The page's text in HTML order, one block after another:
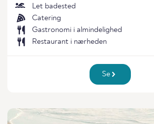
Let badested
Catering
Gastronomi i almindelighed
Restaurant i nærheden
Se